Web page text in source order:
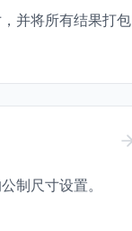
并将所有结果打包
制尺寸设置。